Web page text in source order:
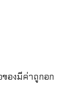
ของมีค่าถูกอก